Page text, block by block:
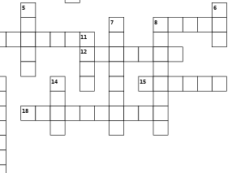
5 6
7 8
11
12
14 15
18